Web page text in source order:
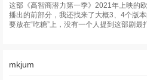
这部《高智商潜力第一季》2021年上映的
播出的前部分，我还找来了大概3、4个版
要放在“吃糖”上，没有一个人提到这部剧最
mkjum